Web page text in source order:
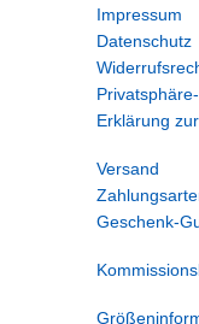
Impressum
Datenschutz
Erklärung
Versand
Geschenk-